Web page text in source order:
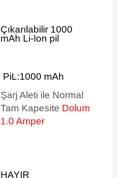
Çıkarılabilir 1000
mAh Li-Ion pil
PiL:1000 mAh
Şarj Aleti ile Normal
Tam Kapesite Dolum
1.0 Amper
HAYIR